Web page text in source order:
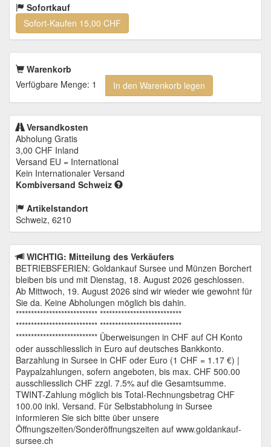
Sofortkauf
Sofort-Kaufen 15,00 CHF
Warenkorb
Verfügbare Menge: 1
In den Warenkorb legen
Versandkosten
Abholung Gratis
3,00 CHF Inland
Versand EU = International
Kein Internationaler Versand
Kombiversand Schweiz
Artikelstandort
Schweiz, 6210
WICHTIG: Mitteilung des Verkäufers
BETRIEBSFERIEN: Goldankauf Sursee und Münzen Borchert
bleiben bis und mit Dienstag, 18. August 2026 geschlossen.
Ab Mittwoch, 19. August 2026 sind wir wieder wie gewohnt für
Sie da. Keine Abholungen möglich bis dahin.
*************************** ***************************
*************************** ***************************
*************************** Überweisungen in CHF auf CH Konto
oder ausschliesslich in Euro auf deutsches Bankkonto.
Barzahlung in Sursee in CHF oder Euro (1 CHF = 1.17 €) |
Paypalzahlungen, sofern angeboten, bis max. CHF 500.00
ausschliesslich CHF zzgl. 7.5% auf die Gesamtsumme.
TWINT-Zahlung möglich bis Total-Rechnungsbetrag CHF
100.00 inkl. Versand. Für Selbstabholung in Sursee
informieren Sie sich bitte über unsere
Öffnungszeiten/Sonderöffnungszeiten auf www.goldankauf-
sursee.ch